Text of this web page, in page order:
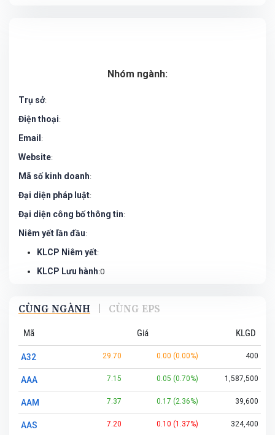
Nhóm ngành:
Trụ sở:
Điện thoại:
Email :
Website:
Mã số kinh doanh:
Đại diện pháp luật:
Đại diện công bố thông tin:
Niêm yết lần đầu:
KLCP Niêm yết:
KLCP Lưu hành:0
CÙNG NGÀNH CÙNG EPS
Mã Giá KLGD
A32 29.70 0.00 (0.00%) 400
AAA 7.15 0.05 (0.70%) 1,587,500
AAM 7.37 0.17 (2.36%) 39,600
AAS 7.20 0.10 (1.37%) 324,400